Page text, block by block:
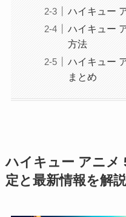
ハイキュー
ハイキュー
方法
ハイキュー
まとめ
ハイキュー アニメ
定と最新情報を解説